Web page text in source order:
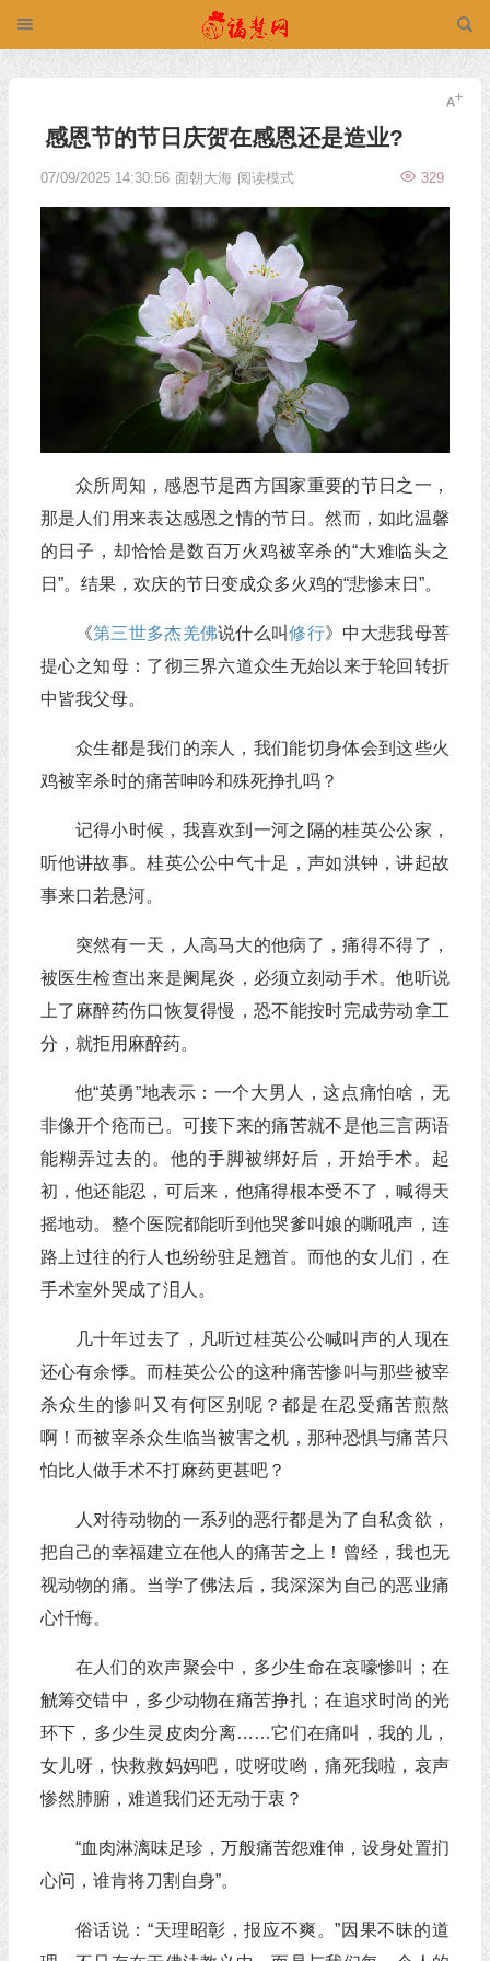
感恩节的节日庆贺在感恩还是造业?
07/09/2025 14:30:56 面朝大海 329
阅读模式
众所周知，感恩节是西方国家重要的节日之一，
那是人们用来表达感恩之情的节日。然而，如此温馨
的日子，却恰恰是数百万火鸡被宰杀的“大难临头之
日”。结果，欢庆的节日变成众多火鸡的“悲惨末日”。
《第三世多杰羌佛说什么叫修行》中大悲我母菩
提心之知母：了彻三界六道众生无始以来于轮回转折
中皆我父母。
众生都是我们的亲人，我们能切身体会到这些火
鸡被宰杀时的痛苦呻吟和殊死挣扎吗？
记得小时候，我喜欢到一河之隔的桂英公公家，
听他讲故事。桂英公公中气十足，声如洪钟，讲起故
事来口若悬河。
突然有一天，人高马大的他病了，痛得不得了，
被医生检查出来是阑尾炎，必须立刻动手术。他听说
上了麻醉药伤口恢复得慢，恐不能按时完成劳动拿工
分，就拒用麻醉药。
他“英勇”地表示：一个大男人，这点痛怕啥，无
非像开个疮而已。可接下来的痛苦就不是他三言两语
能糊弄过去的。他的手脚被绑好后，开始手术。起
初，他还能忍，可后来，他痛得根本受不了，喊得天
摇地动。整个医院都能听到他哭爹叫娘的嘶吼声，连
路上过往的行人也纷纷驻足翘首。而他的女儿们，在
手术室外哭成了泪人。
几十年过去了，凡听过桂英公公喊叫声的人现在
还心有余悸。而桂英公公的这种痛苦惨叫与那些被宰
杀众生的惨叫又有何区别呢？都是在忍受痛苦煎熬
啊！而被宰杀众生临当被害之机，那种恐惧与痛苦只
怕比人做手术不打麻药更甚吧？
人对待动物的一系列的恶行都是为了自私贪欲，
把自己的幸福建立在他人的痛苦之上！曾经，我也无
视动物的痛。当学了佛法后，我深深为自己的恶业痛
心忏悔。
在人们的欢声聚会中，多少生命在哀嚎惨叫；在
觥筹交错中，多少动物在痛苦挣扎；在追求时尚的光
环下，多少生灵皮肉分离……它们在痛叫，我的儿，
女儿呀，快救救妈妈吧，哎呀哎哟，痛死我啦，哀声
惨然肺腑，难道我们还无动于衷？
“血肉淋漓味足珍，万般痛苦怨难伸，设身处置扪
心问，谁肯将刀割自身”。
俗话说：“天理昭彰，报应不爽。”因果不昧的道